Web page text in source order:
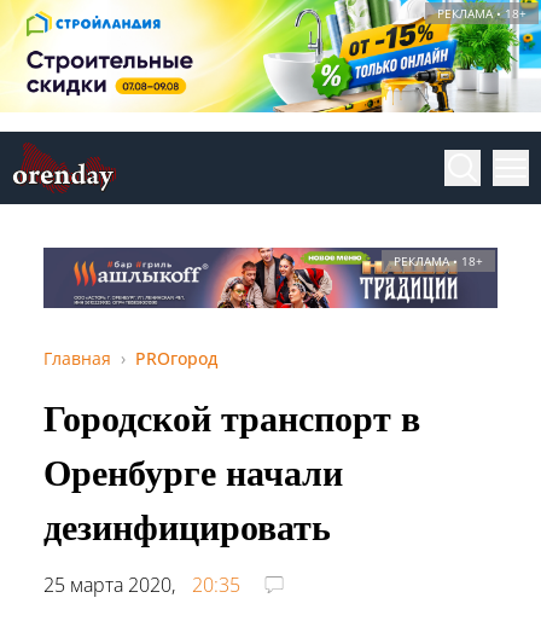
РЕКЛАМА • 18+
РЕКЛАМА • 18+
Главная PROгород
Городской транспорт в
Оренбурге начали
дезинфицировать
25 марта 2020,
20:35